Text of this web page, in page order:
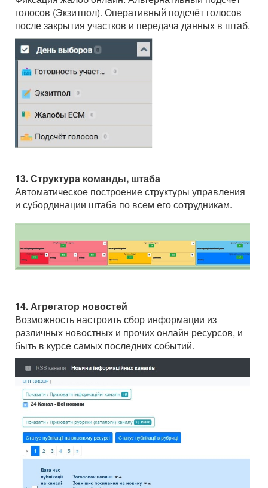
голосов (Экзитпол). Оперативный подсчёт голосов
после закрытия участков и передача данных в штаб.
13. Структура команды, штаба
Автоматическое построение структуры управления
и субординации штаба по всем его сотрудникам.
14. Агрегатор новостей
Возможность настроить сбор информации из
различных новостных и прочих онлайн ресурсов, и
быть в курсе самых последних событий.